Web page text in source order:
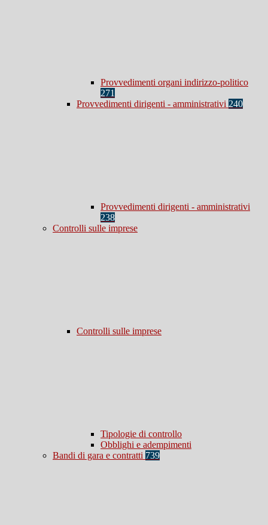
Provvedimenti organi indirizzo-politico
271
Provvedimenti dirigenti - amministrativi 240
Provvedimenti dirigenti - amministrativi
238
Controlli sulle imprese
Controlli sulle imprese
Tipologie di controllo
Obblighi e adempimenti
Bandi di gara e contratti 739